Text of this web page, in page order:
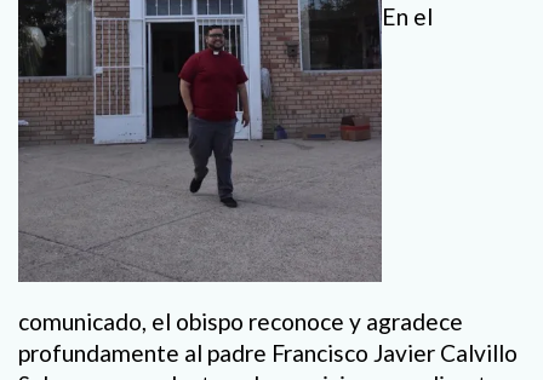
En el
comunicado, el obispo reconoce y agradece
profundamente al padre Francisco Javier Calvillo